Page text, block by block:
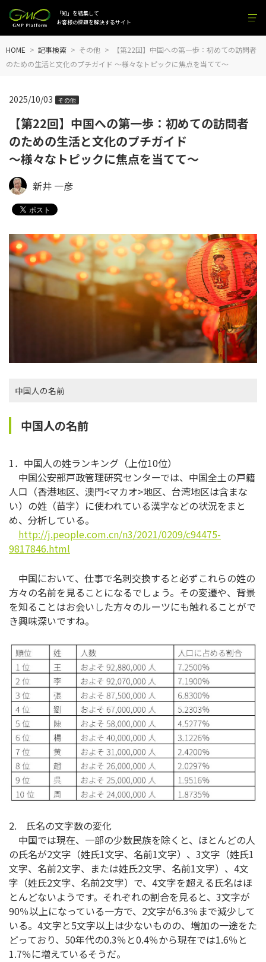
「知」を結集して
お客様の課題を解決するサイト
HOME 記事検索 その他
【第22回】中国への第一歩：初めての訪問者
のための生活と文化のプチガイド ～様々なトピックに焦点を当てて～
【第22回】中国への第一歩：初めての訪問者
のための生活と文化のプチガイド
～様々なトピックに焦点を当てて～
2025/10/03 その他
新井 一彦
中国人の名前
中国人の名前
1．中国人の姓ランキング（上位10位）
中国公安部戸政管理研究センターでは、中国全土の戸籍
人口（香港地区、澳門<マカオ>地区、台湾地区は含まな
い）の姓（苗字）に使われている漢字などの状況をまと
め、分析している。
http://j.people.com.cn/n3/2021/0209/c94475-
9817846.html
中国において、仕事で名刺交換すると必ずこれらの姓の
方々の名前を見ることになるでしょう。その変遷や、背景
を知ることはお会いした方々のルーツにも触れることがで
き興味深いですね。
2. 氏名の文字数の変化
中国では現在、一部の少数民族を除くと、ほとんどの人
の氏名が2文字（姓氏1文字、名前1文字）、3文字（姓氏1
文字、名前2文字、または姓氏2文字、名前1文字）、4文
字（姓氏2文字、名前2文字）で、4文字を超える氏名はほ
とんどないようです。それぞれの割合を見ると、3文字が
90％以上になっている一方で、2文字が6.3％まで減少して
いる。4文字と5文字以上は少ないものの、増加の一途をた
どっており、50年代の0.3％と0.4％から現在では1.6％と
1.7％に増えているそうだ。